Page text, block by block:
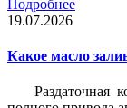
Подробнее
19.07.2026
Какое масло
Раздаточная